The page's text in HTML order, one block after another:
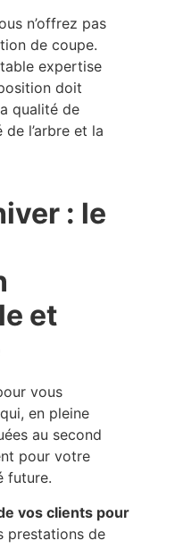
n’offrez pas
de coupe.
expertise
doit
qualité de
de l’arbre et la
: le
et
vous
en pleine
au second
pour votre
future.
vos clients pour
prestations de